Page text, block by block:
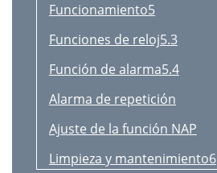
Funcionamiento5
Funciones de reloj5.3
Función de alarma5.4
Alarma de repetición
Ajuste de la función NAP
Limpieza y mantenimiento6